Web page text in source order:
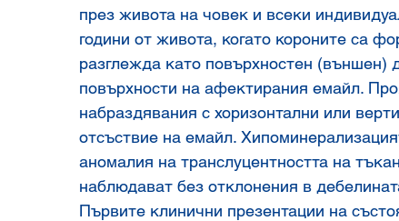
през живота на човек и всеки
години от живота, когато короните са
разглежда като повърхностен (външен)
повърхности на афектирания емайл.
набраздявания с хоризонтални или
отсъствие на емайл.
аномалия на транслуцентността на
наблюдават без отклонения в
Първите клинични презентации на